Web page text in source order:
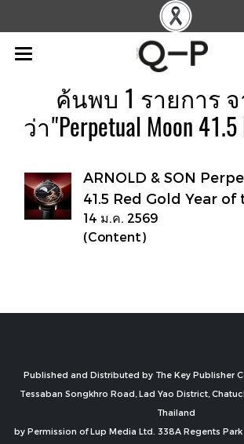
ค้นพบ 1 รายการ
ว่า"Perpetual Moon 41.5
ARNOLD & SON
41.5 Red Gold Year of
14 ม.ค. 2569
(Content)
Published and Distributed by The Key Publisher
Tessaban Songkhro Road, Lad Yao District,
Thailand
by Permission of Lup Media Ltd. 338A Regents Park